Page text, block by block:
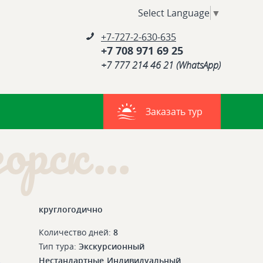
Select Language ▼
+7-727-2-630-635
+7 708 971 69 25
+7 777 214 46 21 (WhatsApp)
Заказать тур
круглогодично
Количество дней: 8
Тип тура: Экскурсионный
Нестандартные Индивидуальный